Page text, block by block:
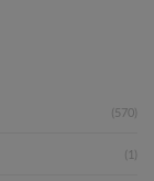
(570)
(1)